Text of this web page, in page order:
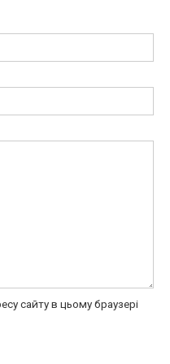
сайту в цьому браузері